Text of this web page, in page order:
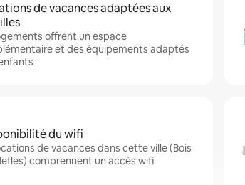
de vacances adaptées aux
offrent un espace
et des équipements adaptés
du wifi
de vacances dans cette ville (Bois
comprennent un accès wifi